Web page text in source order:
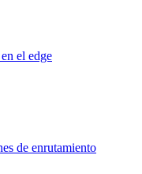
el edge
de enrutamiento